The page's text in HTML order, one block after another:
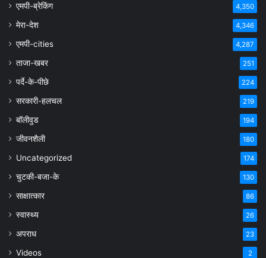
एमपी-ब्रेकिंग 4,350
मेरा-देश 4,346
एमपी-cities 4,287
ताजा-खबर 251
पर्दे-के-पीछे 224
सरकारी-हलचल 219
बॉलीवुड 194
जीवनशैली 180
Uncategorized 174
चुटकी-बजा-के 130
साक्षात्कार 86
स्वास्थ्य 26
अपराध 23
Videos 2